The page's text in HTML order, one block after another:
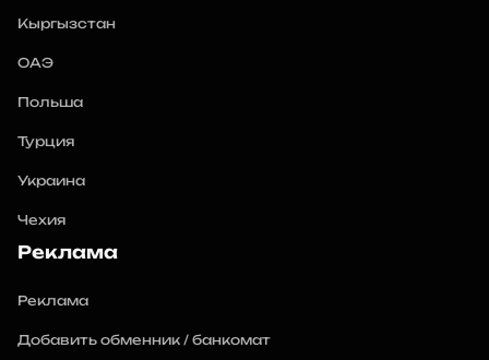
Кыргызстан
ОАЭ
Польша
Турция
Украина
Чехия
Реклама
Реклама
Добавить обменник / банкомат